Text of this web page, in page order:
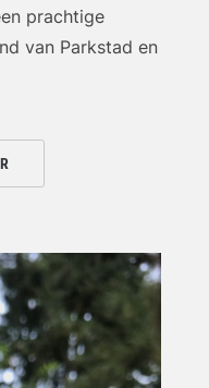
prachtige
van Parkstad en